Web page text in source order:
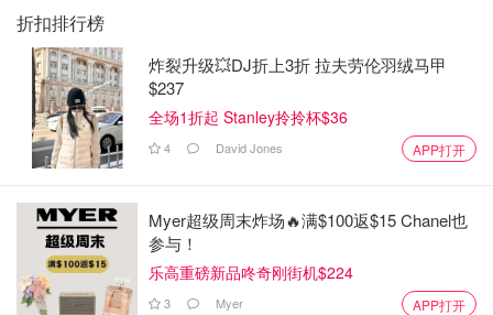
折扣排行榜
炸裂升级💥DJ折上3折 拉夫劳伦羽绒马甲
$237
全场1折起 Stanley拎拎杯$36
4 David Jones APP打开
Myer超级周末炸场🔥满$100返$15 Chanel也
参与！
乐高重磅新品咚奇刚街机$224
3 Myer APP打开